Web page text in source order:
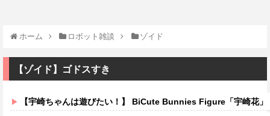
ホーム ロボット雑談 ゾイド
【ゾイド】ゴドスすき
【宇崎ちゃんは遊びたい！】 BiCute Bunnies Figure「宇崎花」「宇崎月」メタリックパープルver. プライ